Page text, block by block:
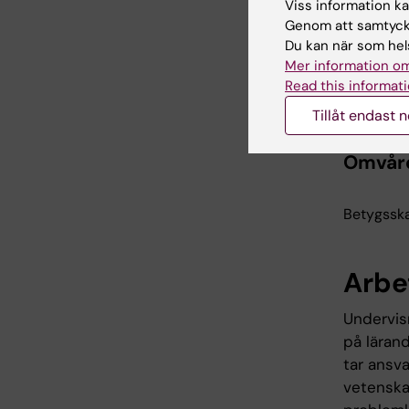
hp
-
på
tar
Viss information
Genom att
Du kan när som
Mer information
Read this
Tillåt endast